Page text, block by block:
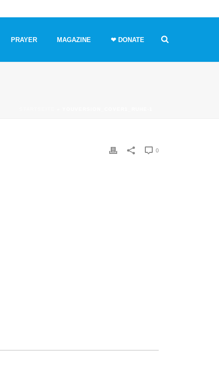
PRAYER MAGAZINE ❤ DONATE
0